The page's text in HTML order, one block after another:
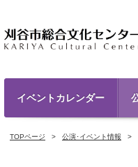
イベントカレンダー
TOPページ 公演･イベント情報